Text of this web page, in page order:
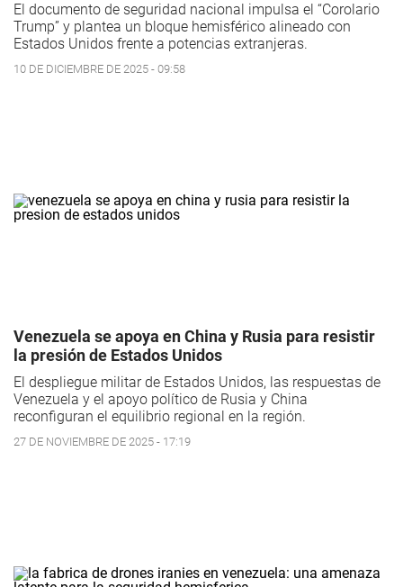
El documento de seguridad nacional impulsa el “Corolario
Trump” y plantea un bloque hemisférico alineado con
Estados Unidos frente a potencias extranjeras.
10 DE DICIEMBRE DE 2025 - 09:58
Venezuela se apoya en China y Rusia para resistir
la presión de Estados Unidos
El despliegue militar de Estados Unidos, las respuestas de
Venezuela y el apoyo político de Rusia y China
reconfiguran el equilibrio regional en la región.
27 DE NOVIEMBRE DE 2025 - 17:19